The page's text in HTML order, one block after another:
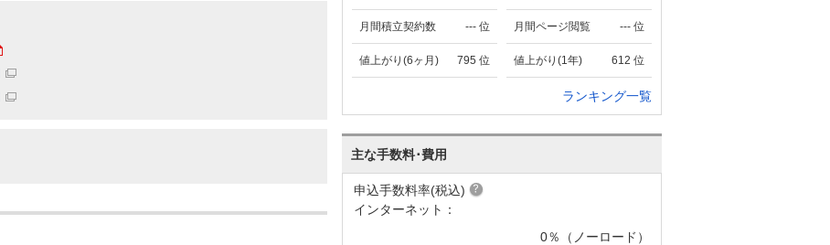
--- 位
月間積立契約数 --- 位
月間ページ閲覧
795 位
値上がり(6ヶ月) 612 位
値上がり(1年)
ランキング一覧
主な手数料･費用
申込手数料率(税込)
インターネット：
0％（ノーロード）